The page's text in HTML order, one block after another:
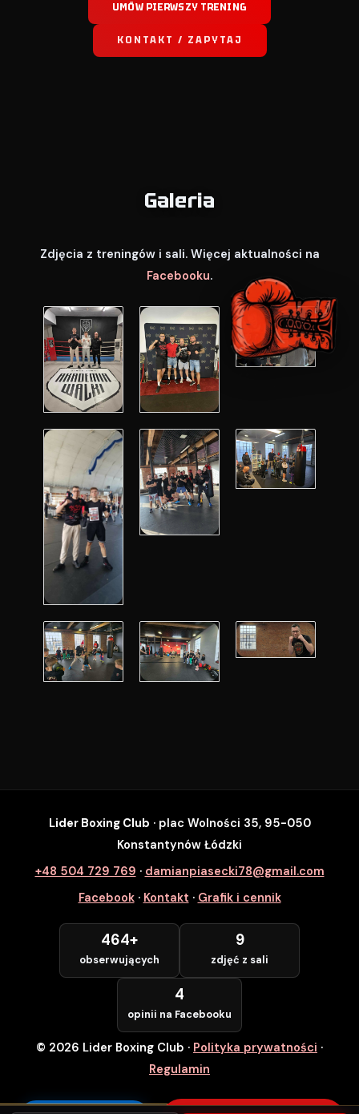
UMÓW PIERWSZY TRENING
KONTAKT / ZAPYTAJ
Galeria
Zdjęcia z treningów i sali. Więcej aktualności na
Facebooku.
SZYBKI ZAPIS
Zapisz się na wybrane zajęcia
Numer Telefonu *
POTWIERDZAM — WCHODZĘ ZA
DARMO
Lider Boxing Club · plac Wolności 35, 95-050
Konstantynów Łódzki
+48 504 729 769 · damianpiasecki78@gmail.com
Facebook· Kontakt · Grafik i cennik
464+
obserwujących
9
zdjęć z sali
4
opinii na Facebooku
© 2026 Lider Boxing Club · Polityka prywatności ·
Regulamin